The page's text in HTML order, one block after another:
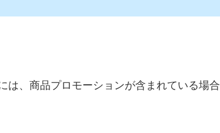
は、商品プロモーションが含まれている場合